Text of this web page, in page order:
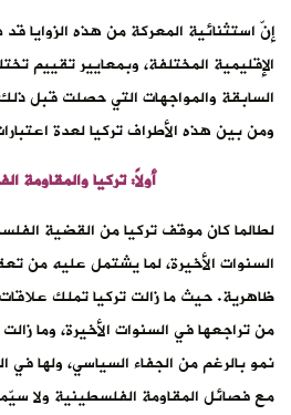
إنّ استثنائية المعركة من هذه الزوايا
الإقليمية المختلفة، وبمعايير تقييم
السابقة والمواجهات التي حصلت قبل ذلك
ومن بين هذه الأطراف تركيا لعدة
أولاً: تركيا والمقاومة
لطالما كان موقف تركيا من القضية
السنوات الأخيرة، لما يشتمل عليه من
ظاهرية. حيث ما زالت تركيا تملك
من تراجعها في السنوات الأخيرة، وما
نمو بالرغم من الجفاء السياسي، ولها
مع فصائل المقاومة الفلسطينية ولا